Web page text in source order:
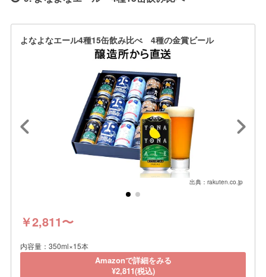
よなよなエール4種15缶飲み比べ 4種の金賞ビール
出典：rakuten.co.jp
￥2,811〜
内容量：350ml×15本
Amazonで詳細をみる
¥2,811(税込)